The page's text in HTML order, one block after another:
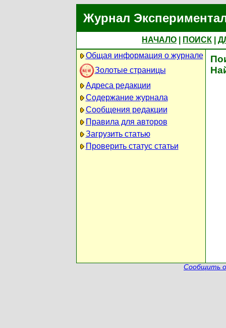
Журнал
НАЧАЛО ПОИСК
Общая информация о журнале
Золотые страницы
Адреса редакции
Содержание журнала
Сообщения редакции
Правила для авторов
Загрузить статью
Проверить статус статьи
Сообщить о